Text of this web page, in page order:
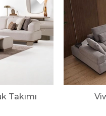
Takımı